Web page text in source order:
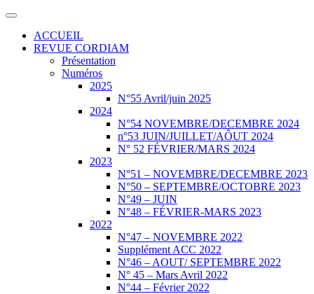
ACCUEIL
REVUE CORDIAM
Présentation
Numéros
2025
N°55 Avril/juin 2025
2024
N°54 NOVEMBRE/DECEMBRE 2024
n°53 JUIN/JUILLET/AÔUT 2024
N° 52 FÉVRIER/MARS 2024
2023
N°51 – NOVEMBRE/DECEMBRE 2023
N°50 – SEPTEMBRE/OCTOBRE 2023
N°49 – JUIN
N°48 – FÉVRIER-MARS 2023
2022
N°47 – NOVEMBRE 2022
Supplément ACC 2022
N°46 – AOUT/ SEPTEMBRE 2022
N° 45 – Mars Avril 2022
N°44 – Février 2022